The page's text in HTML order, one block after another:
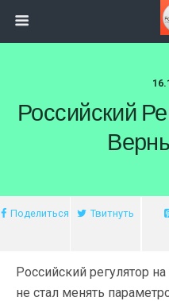
Российский
Поделиться Твитнуть
Российский регулятор
не стал менять